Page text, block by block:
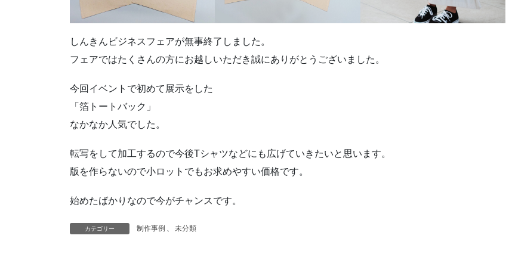
しんきんビジネスフェアが無事終了しました。
フェアではたくさんの方にお越しいただき誠にありがとうございました。
今回イベントで初めて展示をした
「箔トートバック」
なかなか人気でした。
転写をして加工するので今後Tシャツなどにも広げていきたいと思います。
版を作らないので小ロットでもお求めやすい価格です。
始めたばかりなので今がチャンスです。
カテゴリー 制作事例 、 未分類